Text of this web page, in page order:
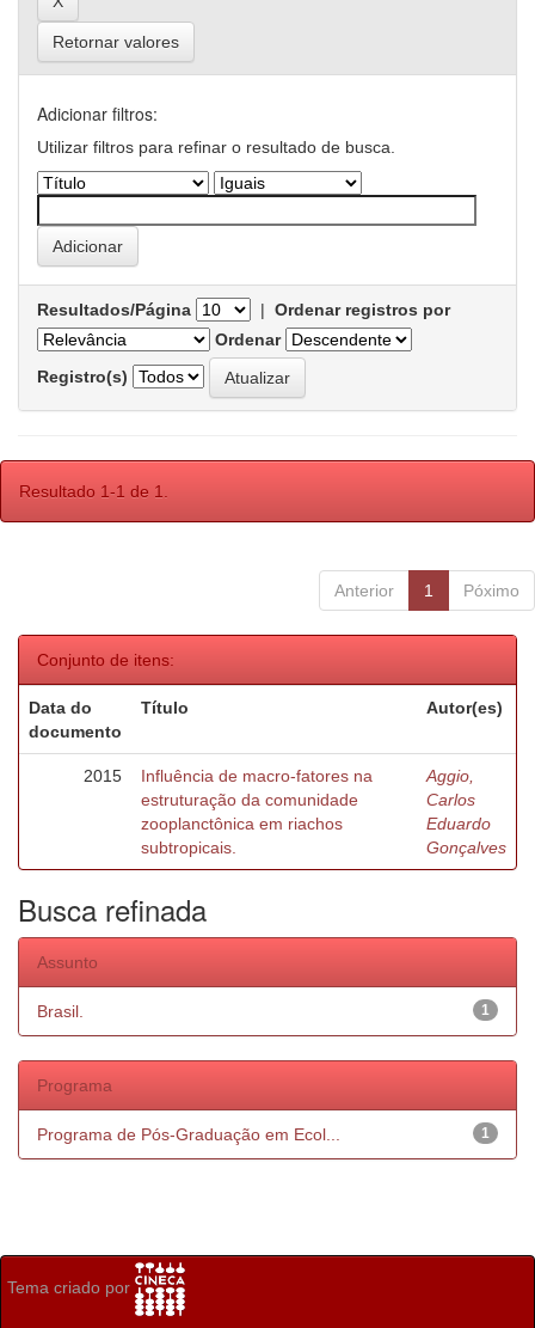
Retornar valores
Adicionar filtros:
Utilizar filtros para refinar o resultado de busca.
Resultados/Página | Ordenar registros por
Ordenar
Registro(s)
Resultado 1-1 de 1.
Anterior 1 Póximo
Conjunto de itens:
Data do
documento
Título Autor(es)
2015
Influência de macro-fatores na
estruturação da comunidade
zooplanctônica em riachos
subtropicais.
Aggio,
Carlos
Eduardo
Gonçalves
Busca refinada
Assunto
1
Brasil.
Programa
1
Programa de Pós-Graduação em Ecol...
Tema criado por